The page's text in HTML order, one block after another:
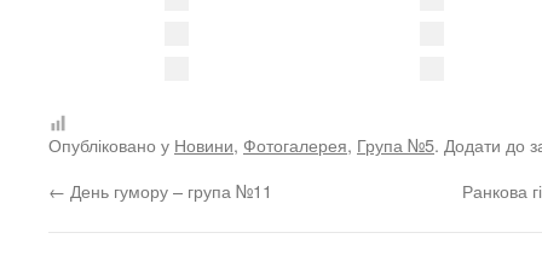
Опубліковано у Новини, Фотогалерея, Група №5. Додати до
← День гумору – група №11 Ранкова